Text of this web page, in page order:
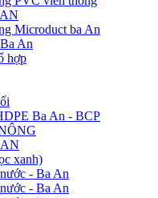
Microduct ba An
An
hợp
Ba An - BCP
xanh)
- Ba An
- Ba An